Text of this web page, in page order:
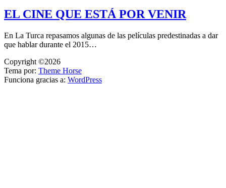
EL CINE QUE ESTÁ POR VENIR
En La Turca repasamos algunas de las películas predestinadas a dar
que hablar durante el 2015…
Copyright ©2026
Tema por: Theme Horse
Funciona gracias a: WordPress